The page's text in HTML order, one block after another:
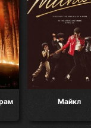
Майкл